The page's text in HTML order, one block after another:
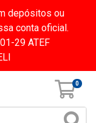
depósitos ou
conta oficial.
29 ATEF
0